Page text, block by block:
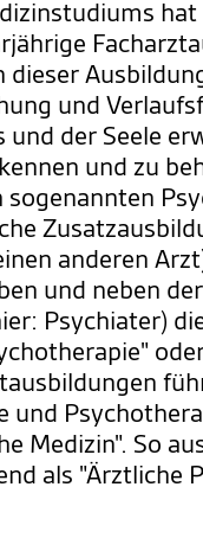
und
und der Seele
und zu
anderen
und neben der
Psychiater)
und
Medizin". So
als "Ärztliche